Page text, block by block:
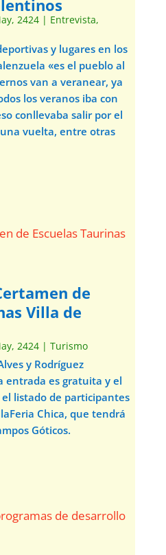
2424| Entrevista,
y lugares en los
«es el pueblo al
van a veranear, ya
los veranos iba con
conllevaba salir por el
vuelta, entre otras
de
Villa de
2424| Turismo
y Rodríguez
entrada es gratuita y el
listado de participantes
Chica, que tendrá
Góticos.